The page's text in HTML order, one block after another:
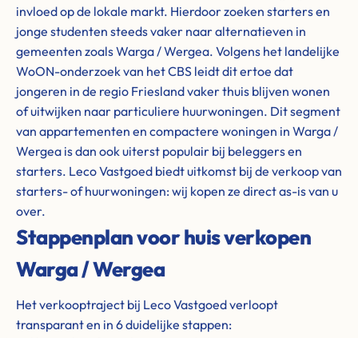
invloed op de lokale markt. Hierdoor zoeken starters en
jonge studenten steeds vaker naar alternatieven in
gemeenten zoals Warga / Wergea. Volgens het landelijke
WoON-onderzoek van het CBS leidt dit ertoe dat
jongeren in de regio Friesland vaker thuis blijven wonen
of uitwijken naar particuliere huurwoningen. Dit segment
van appartementen en compactere woningen in Warga /
Wergea is dan ook uiterst populair bij beleggers en
starters. Leco Vastgoed biedt uitkomst bij de verkoop van
starters- of huurwoningen: wij kopen ze direct as-is van u
over.
Stappenplan voor huis verkopen
Warga / Wergea
Het verkooptraject bij Leco Vastgoed verloopt
transparant en in 6 duidelijke stappen: